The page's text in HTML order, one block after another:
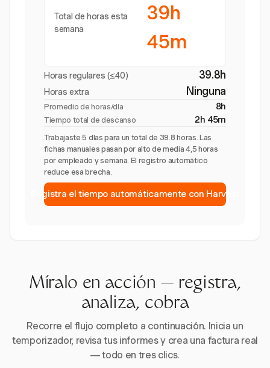
Total de horas esta
semana
39h
45m
Horas regulares (≤40) 39.8h
Horas extra Ninguna
Promedio de horas/día 8h
Tiempo total de descanso 2h 45m
Trabajaste 5 días para un total de 39.8 horas. Las
fichas manuales pasan por alto de media 4,5 horas
por empleado y semana. El registro automático
reduce esa brecha.
Registra el tiempo automáticamente con Harvest
Míralo en acción — registra,
analiza, cobra
Recorre el flujo completo a continuación. Inicia un
temporizador, revisa tus informes y crea una factura real
— todo en tres clics.